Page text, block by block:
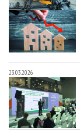
23.03.2026
23.03.2026